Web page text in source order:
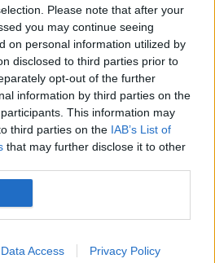
Please note that after your
you may continue seeing
on personal information utilized by
disclosed to third parties prior to
opt-out of the further
information by third parties on the
This information may
third parties on the IAB’s List of
that may further disclose it to other
Data Access Privacy Policy
POLITICA
din Senat: Se pun în
de Comisia Europeană